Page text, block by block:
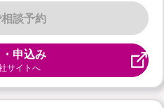
談予約
申込み
サイトへ